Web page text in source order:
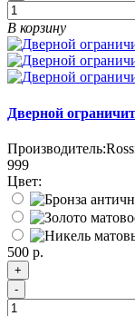
В корзину
Дверной
Производитель:
999
Цвет:
500 р.
+
-